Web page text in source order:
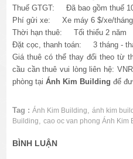
Thuế GTGT: Đã bao gồm thuế
Phí gửi xe:Xe máy 6 $/xe/
Thời hạn thuê: Tối thiểu 2 năm
Đặt cọc, thanh toán: 3 tháng -
Giá thuê có thể thay đổi theo từ
cầu cần thuê vui lòng liên hệ:
phòng tạiÁnh Kim Building để
Tag : Ánh Kim Building,ánh kim
Building,cao oc van phong Ánh Kim
BÌNH LUẬN